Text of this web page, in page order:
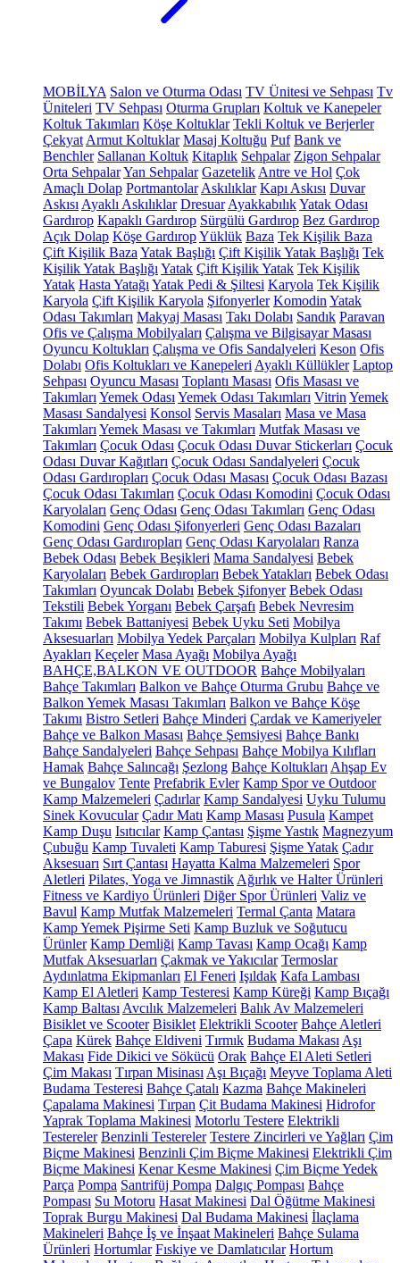
MOBİLYA Salon ve Oturma Odası TV Ünitesi ve Sehpası Tv
Üniteleri TV Sehpası Oturma Grupları Koltuk ve Kanepeler
Koltuk Takımları Köşe Koltuklar Tekli Koltuk ve Berjerler
Çekyat Armut Koltuklar Masaj Koltuğu Puf Bank ve
Benchler Sallanan Koltuk Kitaplık Sehpalar Zigon Sehpalar
Orta SehpalarYan Sehpalar Gazetelik Antre ve Hol Çok
Amaçlı Dolap Portmantolar Askılıklar Kapı Askısı Duvar
Askısı Ayaklı Askılıklar Dresuar AyakkabılıkYatak Odası
Gardırop Kapaklı Gardırop Sürgülü Gardırop Bez Gardırop
Açık Dolap Köşe GardıropYüklük Baza Tek Kişilik Baza
Çift Kişilik Baza Yatak Başlığı Çift Kişilik Yatak Başlığı Tek
Kişilik Yatak Başlığı Yatak Çift Kişilik Yatak Tek Kişilik
Yatak Hasta Yatağı Yatak Pedi & Şiltesi Karyola Tek Kişilik
Karyola Çift Kişilik Karyola Şifonyerler Komodin Yatak
Odası Takımları Makyaj Masası Takı Dolabı Sandık Paravan
Ofis ve Çalışma Mobilyaları Çalışma ve Bilgisayar Masası
Oyuncu Koltukları Çalışma ve Ofis Sandalyeleri Keson Ofis
Dolabı Ofis Koltukları ve Kanepeleri Ayaklı Küllükler Laptop
Sehpası Oyuncu Masası Toplantı Masası Ofis Masası ve
Takımları Yemek Odası Yemek Odası Takımları Vitrin Yemek
Masası Sandalyesi Konsol Servis Masaları Masa ve Masa
Takımları Yemek Masası ve Takımları Mutfak Masası ve
Takımları Çocuk Odası Çocuk Odası Duvar Stickerları Çocuk
Odası Duvar Kağıtları Çocuk Odası Sandalyeleri Çocuk
Odası Gardıropları Çocuk Odası Masası Çocuk Odası Bazası
Çocuk Odası Takımları Çocuk Odası Komodini Çocuk Odası
Karyolaları Genç Odası Genç Odası Takımları Genç Odası
Komodini Genç Odası Şifonyerleri Genç Odası Bazaları
Genç Odası Gardıropları Genç Odası Karyolaları Ranza
Bebek Odası Bebek Beşikleri Mama Sandalyesi Bebek
Karyolaları Bebek Gardıropları Bebek Yatakları Bebek Odası
Takımları Oyuncak Dolabı Bebek Şifonyer Bebek Odası
Tekstili Bebek Yorganı Bebek Çarşafı Bebek Nevresim
Takımı Bebek Battaniyesi Bebek Uyku Seti Mobilya
Aksesuarları Mobilya Yedek Parçaları Mobilya Kulpları Raf
Ayakları Keçeler Masa Ayağı Mobilya Ayağı
BAHÇE,BALKON VE OUTDOOR Bahçe Mobilyaları
Bahçe Takımları Balkon ve Bahçe Oturma Grubu Bahçe ve
Balkon Yemek Masası Takımları Balkon ve Bahçe Köşe
Takımı Bistro Setleri Bahçe Minderi Çardak ve Kameriyeler
Bahçe ve Balkon Masası Bahçe Şemsiyesi Bahçe Bankı
Bahçe Sandalyeleri Bahçe Sehpası Bahçe Mobilya Kılıfları
Hamak Bahçe Salıncağı Şezlong Bahçe Koltukları Ahşap Ev
ve Bungalov Tente Prefabrik Evler Kamp Spor ve Outdoor
Kamp Malzemeleri Çadırlar Kamp Sandalyesi Uyku Tulumu
Sinek Kovucular Çadır Matı Kamp Masası Pusula Kampet
Kamp Duşu Isıtıcılar Kamp Çantası Şişme Yastık Magnezyum
Çubuğu Kamp Tuvaleti Kamp Taburesi Şişme Yatak Çadır
Aksesuarı Sırt Çantası Hayatta Kalma Malzemeleri Spor
Aletleri Pilates, Yoga ve Jimnastik Ağırlık ve Halter Ürünleri
Fitness ve Kardiyo Ürünleri Diğer Spor Ürünleri Valiz ve
Bavul Kamp Mutfak Malzemeleri Termal Çanta Matara
Kamp Yemek Pişirme Seti Kamp Buzluk ve Soğutucu
Ürünler Kamp Demliği Kamp Tavası Kamp Ocağı Kamp
Mutfak Aksesuarları Çakmak ve Yakıcılar Termoslar
Aydınlatma Ekipmanları El Feneri Işıldak Kafa Lambası
Kamp El Aletleri Kamp Testeresi Kamp Küreği Kamp Bıçağı
Kamp Baltası Avcılık Malzemeleri Balık Av Malzemeleri
Bisiklet ve Scooter Bisiklet Elektrikli Scooter Bahçe Aletleri
Çapa Kürek Bahçe Eldiveni Tırmık Budama Makası Aşı
Makası Fide Dikici ve Sökücü Orak Bahçe El Aleti Setleri
Çim Makası Tırpan Misinası Aşı Bıçağı Meyve Toplama Aleti
Budama Testeresi Bahçe Çatalı Kazma Bahçe Makineleri
Çapalama Makinesi Tırpan Çit Budama Makinesi Hidrofor
Yaprak Toplama Makinesi Motorlu Testere Elektrikli
Testereler Benzinli Testereler Testere Zincirleri ve Yağları Çim
Biçme Makinesi Benzinli Çim Biçme Makinesi Elektrikli Çim
Biçme Makinesi Kenar Kesme Makinesi Çim Biçme Yedek
Parça Pompa Santrifüj Pompa Dalgıç Pompası Bahçe
Pompası Su Motoru Hasat Makinesi Dal Öğütme Makinesi
Toprak Burgu Makinesi Dal Budama Makinesi İlaçlama
Makineleri Bahçe İş ve İnşaat Makineleri Bahçe Sulama
Ürünleri Hortumlar Fıskiye ve Damlatıcılar Hortum